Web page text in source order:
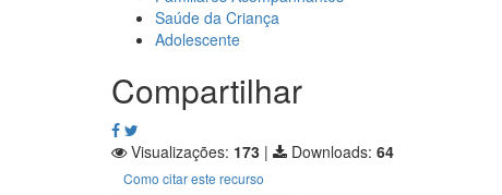
Saúde da Criança
Adolescente
Compartilhar
Visualizações: 173 | Downloads: 64
Como citar este recurso